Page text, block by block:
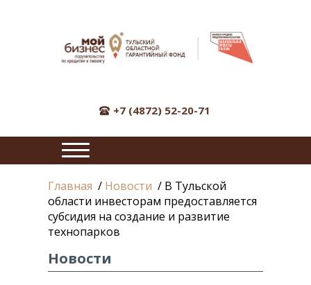
+7 (4872) 52-20-71
ПОДРОБНО
О
ПРОДУКТЕ
"ПОРУЧИТЕЛЬСТВО
Главная / Новости / В Тульской
области инвесторам предоставляется
субсидия на создание и развитие
технопарков
Новости